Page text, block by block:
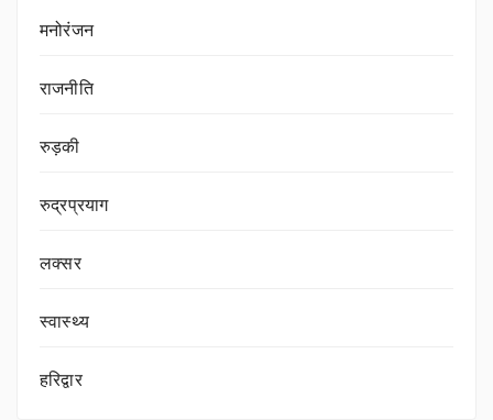
मनोरंजन
राजनीति
रुड़की
रुद्रप्रयाग
लक्सर
स्वास्थ्य
हरिद्वार